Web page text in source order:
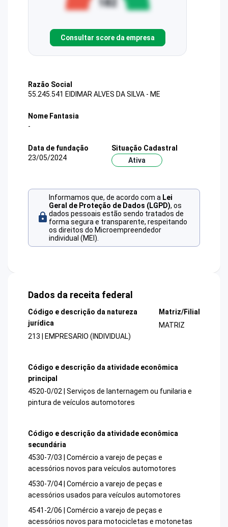
Consultar score da empresa
Razão Social
55.245.541 EIDIMAR ALVES DA SILVA - ME
Nome Fantasia
-
Data de fundação
23/05/2024
Situação Cadastral
Ativa
Informamos que, de acordo com a Lei
Geral de Proteção de Dados (LGPD), os
dados pessoais estão sendo tratados de
forma segura e transparente, respeitando
os direitos do Microempreendedor
individual (MEI).
Dados da receita federal
Código e descrição da natureza
jurídica
213 | EMPRESARIO (INDIVIDUAL)
Matriz/Filial
MATRIZ
Código e descrição da atividade econômica
principal
4520-0/02 | Serviços de lanternagem ou funilaria e
pintura de veículos automotores
Código e descrição da atividade econômica
secundária
4530-7/03 | Comércio a varejo de peças e
acessórios novos para veículos automotores
4530-7/04 | Comércio a varejo de peças e
acessórios usados para veículos automotores
4541-2/06 | Comércio a varejo de peças e
acessórios novos para motocicletas e motonetas